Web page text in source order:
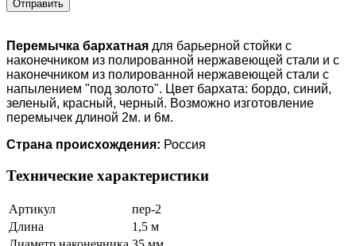
Перемычка бархатная для барьерной стойки с
наконечником из полированной нержавеющей стали и с
наконечником из полированной нержавеющей стали с
напылением "под золото". Цвет бархата: бордо, синий,
зеленый, красный, черный. Возможно изготовление
перемычек длиной 2м. и 6м.
Страна происхождения: Россия
Технические характеристики
Артикул
пер-2
Длина
1,5 м